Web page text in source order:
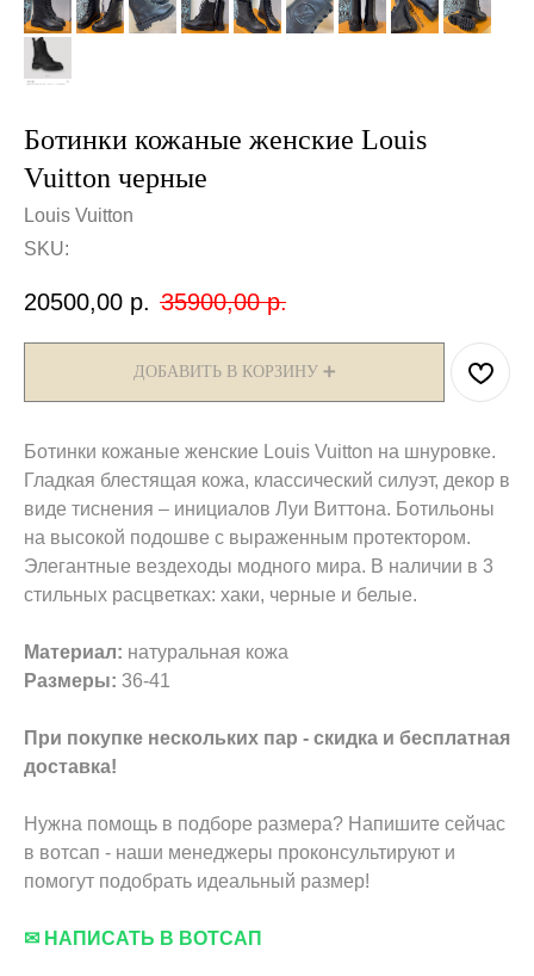
Ботинки кожаные женские Louis
Vuitton черные
Louis Vuitton
SKU:
20500,00 р. 35900,00 р.
ДОБАВИТЬ В КОРЗИНУ ➕
Ботинки кожаные женские Louis Vuitton на шнуровке.
Гладкая блестящая кожа, классический силуэт, декор в
виде тиснения – инициалов Луи Виттона. Ботильоны
на высокой подошве с выраженным протектором.
Элегантные вездеходы модного мира. В наличии в 3
стильных расцветках: хаки, черные и белые.
Материал: натуральная кожа
Размеры: 36-41
При покупке нескольких пар - скидка и бесплатная
доставка!
Нужна помощь в подборе размера? Напишите сейчас
в вотсап - наши менеджеры проконсультируют и
помогут подобрать идеальный размер!
✉ НАПИСАТЬ В ВОТСАП